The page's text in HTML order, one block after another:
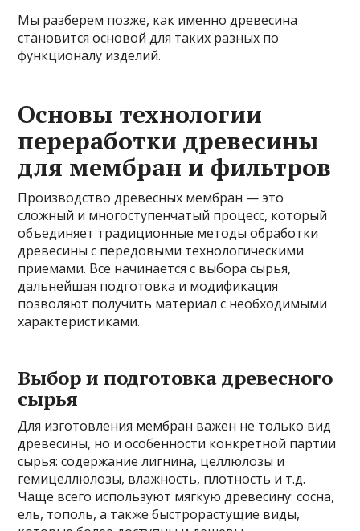
Мы разберем позже, как именно древесина
становится основой для таких разных по
функционалу изделий.
Основы технологии
переработки древесины
для мембран и фильтров
Производство древесных мембран — это
сложный и многоступенчатый процесс, который
объединяет традиционные методы обработки
древесины с передовыми технологическими
приемами. Все начинается с выбора сырья,
дальнейшая подготовка и модификация
позволяют получить материал с необходимыми
характеристиками.
Выбор и подготовка древесного
сырья
Для изготовления мембран важен не только вид
древесины, но и особенности конкретной партии
сырья: содержание лигнина, целлюлозы и
гемицеллюлозы, влажность, плотность и т.д.
Чаще всего используют мягкую древесину: сосна,
ель, тополь, а также быстрорастущие виды,